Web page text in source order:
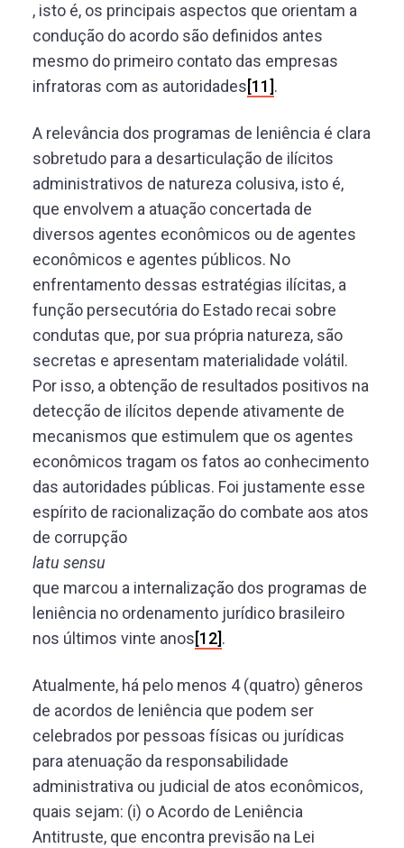
, isto é, os principais aspectos que orientam a
condução do acordo são definidos antes
mesmo do primeiro contato das empresas
infratoras com as autoridades[11].
A relevância dos programas de leniência é clara
sobretudo para a desarticulação de ilícitos
administrativos de natureza colusiva, isto é,
que envolvem a atuação concertada de
diversos agentes econômicos ou de agentes
econômicos e agentes públicos. No
enfrentamento dessas estratégias ilícitas, a
função persecutória do Estado recai sobre
condutas que, por sua própria natureza, são
secretas e apresentam materialidade volátil.
Por isso, a obtenção de resultados positivos na
detecção de ilícitos depende ativamente de
mecanismos que estimulem que os agentes
econômicos tragam os fatos ao conhecimento
das autoridades públicas. Foi justamente esse
espírito de racionalização do combate aos atos
de corrupção
latu sensu
que marcou a internalização dos programas de
leniência no ordenamento jurídico brasileiro
nos últimos vinte anos[12].
Atualmente, há pelo menos 4 (quatro) gêneros
de acordos de leniência que podem ser
celebrados por pessoas físicas ou jurídicas
para atenuação da responsabilidade
administrativa ou judicial de atos econômicos,
quais sejam: (i) o Acordo de Leniência
Antitruste, que encontra previsão na Lei